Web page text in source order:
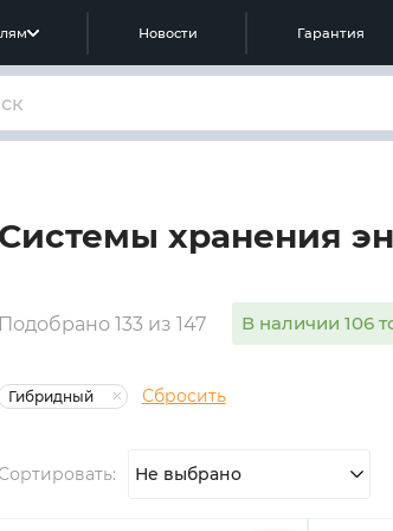
Новости Гарантия
Системы хранения
Подобрано 133 из 147 В наличии 106
Гибридный Сбросить
Сортировать: Не выбрано